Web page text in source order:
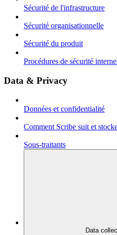
Sécurité de l'infrastructure
Sécurité organisationnelle
Sécurité du produit
Procédures de sécurité
Data & Privacy
Données et confidentialité
Comment Scribe suit et
Sous-traitants
Data